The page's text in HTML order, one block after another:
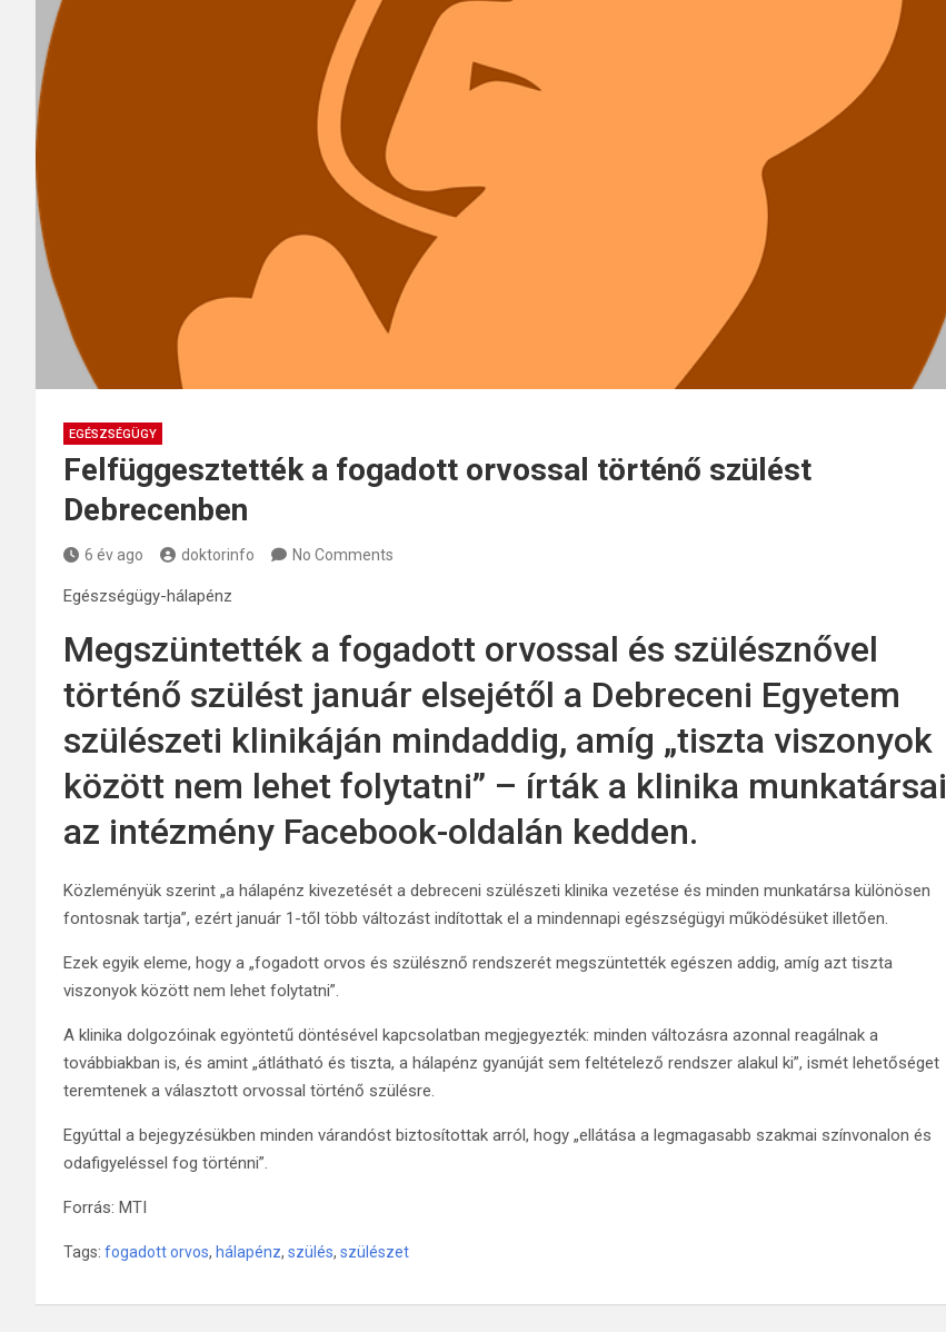
EGÉSZSÉGÜGY
Felfüggesztették a fogadott orvossal történő szülést
Debrecenben
6 év ago doktorinfo No Comments
Egészségügy-hálapénz
Megszüntették a fogadott orvossal és szülésznővel
történő szülést január elsejétől a Debreceni Egyetem
szülészeti klinikáján mindaddig, amíg „tiszta viszonyok
között nem lehet folytatni” – írták a klinika munkatársai
az intézmény Facebook-oldalán kedden.
Közleményük szerint „a hálapénz kivezetését a debreceni szülészeti klinika vezetése és minden munkatársa különösen
fontosnak tartja”, ezért január 1-től több változást indítottak el a mindennapi egészségügyi működésüket illetően.
Ezek egyik eleme, hogy a „fogadott orvos és szülésznő rendszerét megszüntették egészen addig, amíg azt tiszta
viszonyok között nem lehet folytatni”.
A klinika dolgozóinak egyöntetű döntésével kapcsolatban megjegyezték: minden változásra azonnal reagálnak a
továbbiakban is, és amint „átlátható és tiszta, a hálapénz gyanúját sem feltételező rendszer alakul ki”, ismét lehetőséget
teremtenek a választott orvossal történő szülésre.
Egyúttal a bejegyzésükben minden várandóst biztosítottak arról, hogy „ellátása a legmagasabb szakmai színvonalon és
odafigyeléssel fog történni”.
Forrás: MTI
Tags: fogadott orvos, hálapénz, szülés, szülészet